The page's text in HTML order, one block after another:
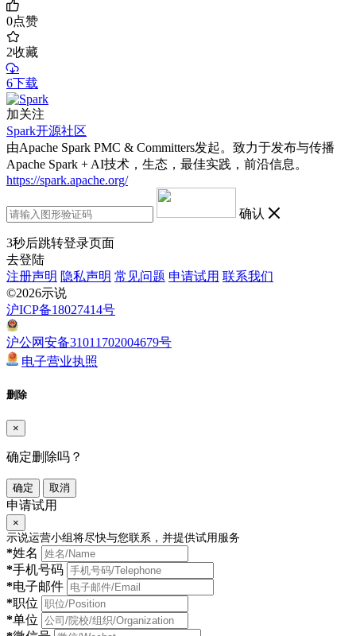
0点赞
2收藏
6下载
加关注
Spark开源社区
由Apache Spark PMC & Committers发起。致力于发布与传播
Apache Spark + AI技术，生态，最佳实践，前沿信息。
https://spark.apache.org/
确认
3秒后跳转登录页面
去登陆
注册声明 隐私声明 常见问题 申请试用 联系我们
©2026示说
沪ICP备18027414号
沪公网安备31011702004679号
电子营业执照
删除
×
确定删除吗？
确定 取消
申请试用
×
示说运营小组将尽快与您联系，并提供试用服务
*姓名
*手机号码
*电子邮件
*职位
*单位